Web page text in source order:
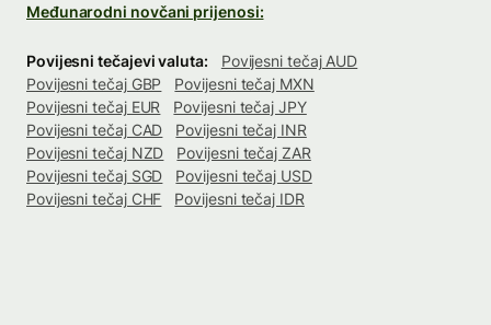
Međunarodni novčani prijenosi:
Povijesni tečajevi valuta:
Povijesni tečaj AUD
Povijesni tečaj GBP
Povijesni tečaj MXN
Povijesni tečaj EUR
Povijesni tečaj JPY
Povijesni tečaj CAD
Povijesni tečaj INR
Povijesni tečaj NZD
Povijesni tečaj ZAR
Povijesni tečaj SGD
Povijesni tečaj USD
Povijesni tečaj CHF
Povijesni tečaj IDR